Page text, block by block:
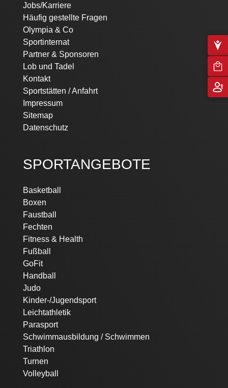
Jobs/Karriere
Häufig gestellte Fragen
Olympia & Co
Sportinternat
Partner & Sponsoren
Lob und Tadel
Kontakt
Sportstätten / Anfahrt
Impressum
Sitemap
Datenschutz
SPORTANGEBOTE
Basketball
Boxen
Faustball
Fechten
Fitness & Health
Fußball
GoFit
Handball
Judo
Kinder-/Jugendsport
Leichtathletik
Parasport
Schwimmausbildung / Schwimmen
Triathlon
Turnen
Volleyball